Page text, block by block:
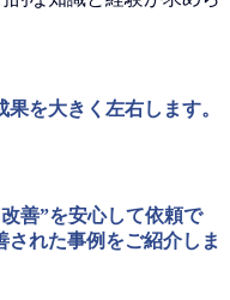
を大きく左右します。
善”を安心して依頼で
された事例をご紹介しま